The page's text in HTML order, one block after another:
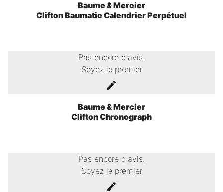
Baume & Mercier
Clifton Baumatic Calendrier Perpétuel
Pas encore d'avis.
Soyez le premier
Baume & Mercier
Clifton Chronograph
Pas encore d'avis.
Soyez le premier